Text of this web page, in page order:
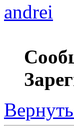
andrei